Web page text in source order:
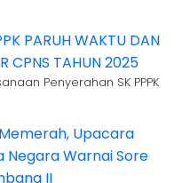
PARUH WAKTU DAN
CPNS TAHUN 2025
Penyerahan SK PPPK
Upacara
Negara Warnai Sore
II